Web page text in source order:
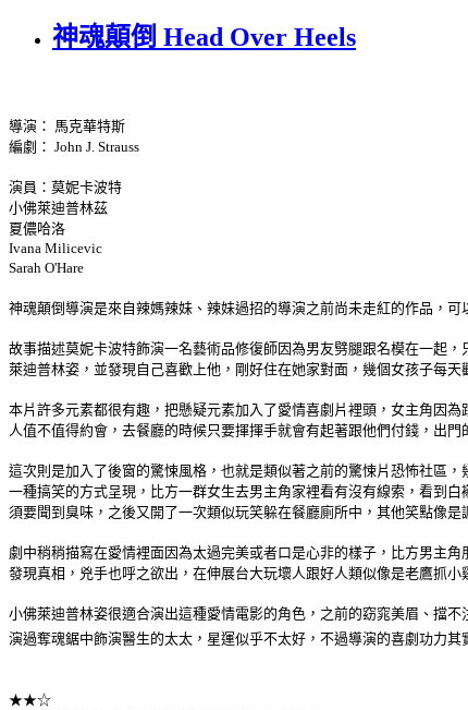
神魂顛倒 Head Over Heels
導演： 馬克華特斯
編劇： John J. Strauss
演員：莫妮卡波特
小佛萊迪普林茲
夏儂哈洛
Ivana Milicevic
Sarah O'Hare
神魂顛倒導演是來自辣媽辣妹、辣妹過招的導演之前尚未走紅的作品，
故事描述莫妮卡波特飾演一名藝術品修復師因為男友劈腿跟名模在一起
萊迪普林姿，並發現自己喜歡上他，剛好住在她家對面，幾個女孩子每
本片許多元素都很有趣，把懸疑元素加入了愛情喜劇片裡頭，女主角因
人值不值得約會，去餐廳的時候只要揮揮手就會有起著跟他們付錢，出
這次則是加入了後窗的驚悚風格，也就是類似著之前的驚悚片恐怖社區
一種搞笑的方式呈現，比方一群女生去男主角家裡看有沒有線索，看到
須要聞到臭味，之後又開了一次類似玩笑躲在餐廳廁所中，其他笑點像是
劇中稍稍描寫在愛情裡面因為太過完美或者口是心非的樣子，比方男主
發現真相，兇手也呼之欲出，在伸展台大玩壞人跟好人類似像是老鷹抓
小佛萊迪普林姿很適合演出這種愛情電影的角色，之前的窈窕美眉、擋
演過奪魂鋸中飾演醫生的太太，星運似乎不太好，不過導演的喜劇功力
★★☆